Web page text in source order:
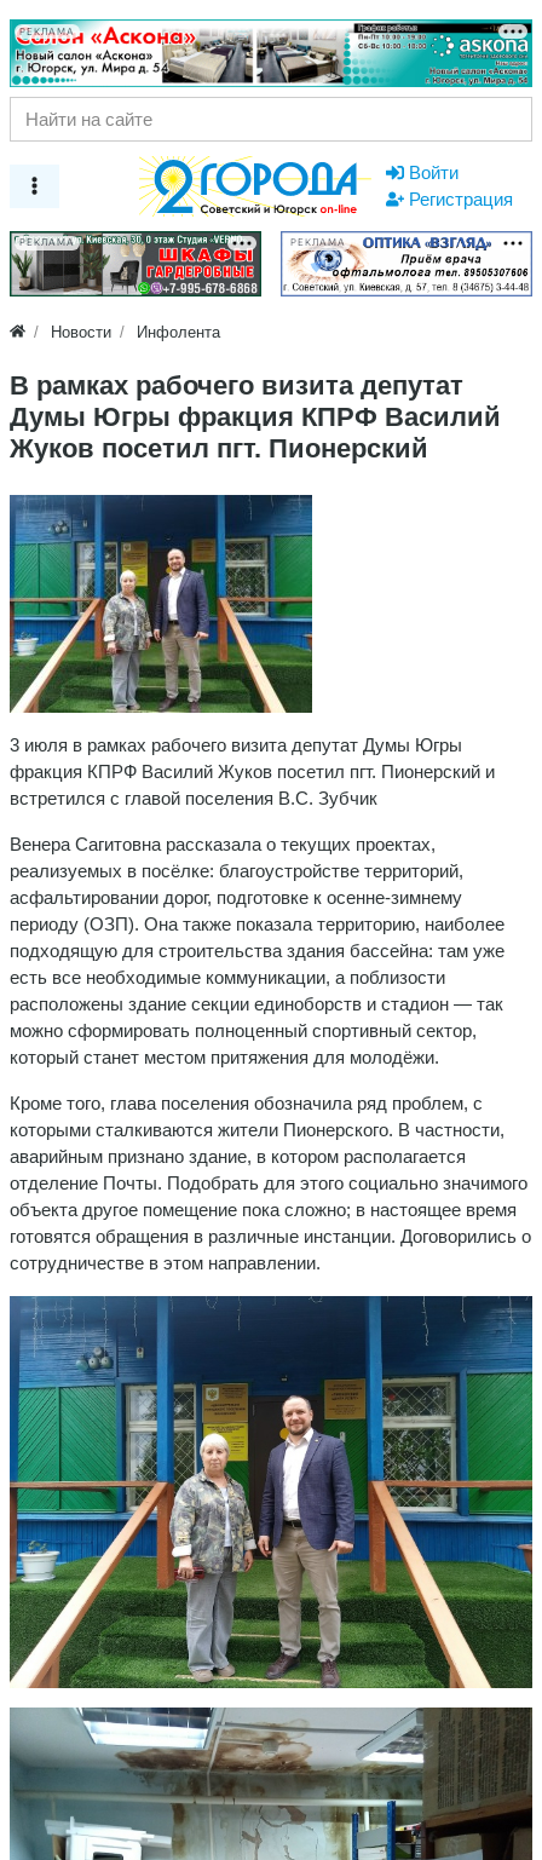
РЕКЛАМА
Войти
Регистрация
РЕКЛАМА РЕКЛАМА
Новости Инфолента
В рамках рабочего визита депутат
Думы Югры фракция КПРФ Василий
Жуков посетил пгт. Пионерский
3 июля в рамках рабочего визита депутат Думы Югры
фракция КПРФ Василий Жуков посетил пгт. Пионерский и
встретился с главой поселения В.С. Зубчик
Венера Сагитовна рассказала о текущих проектах,
реализуемых в посёлке: благоустройстве территорий,
асфальтировании дорог, подготовке к осенне‑зимнему
периоду (ОЗП). Она также показала территорию, наиболее
подходящую для строительства здания бассейна: там уже
есть все необходимые коммуникации, а поблизости
расположены здание секции единоборств и стадион — так
можно сформировать полноценный спортивный сектор,
который станет местом притяжения для молодёжи.
Кроме того, глава поселения обозначила ряд проблем, с
которыми сталкиваются жители Пионерского. В частности,
аварийным признано здание, в котором располагается
отделение Почты. Подобрать для этого социально значимого
объекта другое помещение пока сложно; в настоящее время
готовятся обращения в различные инстанции. Договорились о
сотрудничестве в этом направлении.